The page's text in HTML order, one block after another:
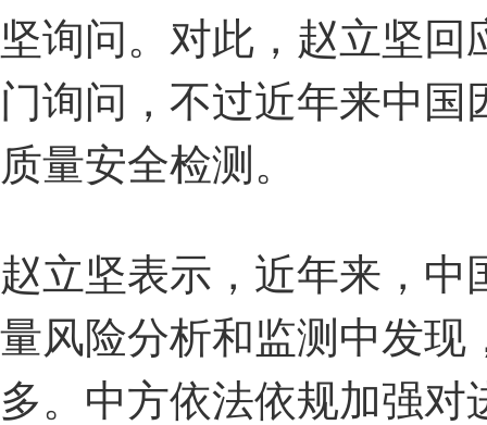
坚询问。对此，赵立坚
门询问，不过近年来中
质量安全检测。
赵立坚表示，近年来，
量风险分析和监测中发现
多。中方依法依规加强